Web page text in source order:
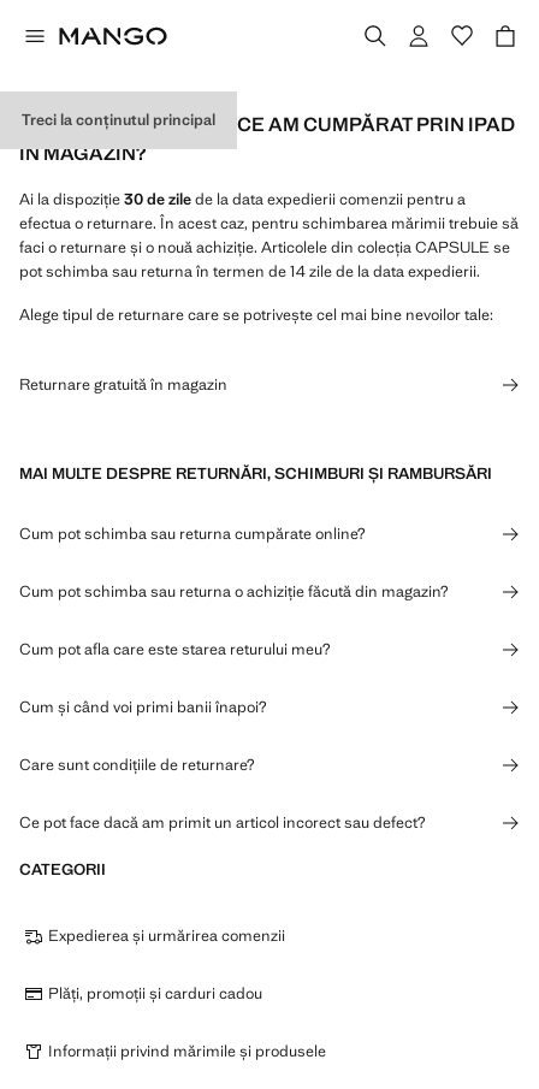
Treci la conținutul principal
CUM RETURNEZ CEVA CE AM CUMPĂRAT PRIN IPAD
ÎN MAGAZIN?
Ai la dispoziție30 de zilede la data expedierii comenzii pentru a
efectua o returnare. În acest caz, pentru schimbarea mărimii trebuie să
faci o returnare și o nouă achiziție. Articolele din colecția CAPSULE se
pot schimba sau returna în termen de 14 zile de la data expedierii.
Alege tipul de returnare care se potrivește cel mai bine nevoilor tale:
Returnare gratuită în magazin
MAI MULTE DESPRE RETURNĂRI, SCHIMBURI ȘI RAMBURSĂRI
Cum pot schimba sau returna cumpărate online?
Cum pot schimba sau returna o achiziție făcută din magazin?
Cum pot afla care este starea returului meu?
Cum și când voi primi banii înapoi?
Care sunt condițiile de returnare?
Ce pot face dacă am primit un articol incorect sau defect?
CATEGORII
Expedierea și urmărirea comenzii
Plăți, promoții și carduri cadou
Informații privind mărimile și produsele